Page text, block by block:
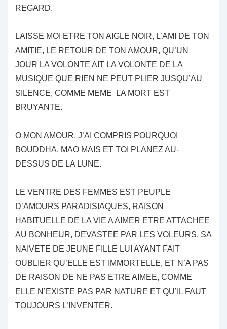
REGARD.
LAISSE MOI ETRE TON AIGLE NOIR, L’AMI DE TON
AMITIE, LE RETOUR DE TON AMOUR, QU’UN
JOUR LA VOLONTE AIT LA VOLONTE DE LA
MUSIQUE QUE RIEN NE PEUT PLIER JUSQU’AU
SILENCE, COMME MEME LA MORT EST
BRUYANTE.
O MON AMOUR, J’AI COMPRIS POURQUOI
BOUDDHA, MAO MAIS ET TOI PLANEZ AU-
DESSUS DE LA LUNE.
LE VENTRE DES FEMMES EST PEUPLE
D’AMOURS PARADISIAQUES, RAISON
HABITUELLE DE LA VIE A AIMER ETRE ATTACHEE
AU BONHEUR, DEVASTEE PAR LES VOLEURS, SA
NAIVETE DE JEUNE FILLE LUI AYANT FAIT
OUBLIER QU’ELLE EST IMMORTELLE, ET N’A PAS
DE RAISON DE NE PAS ETRE AIMEE, COMME
ELLE N’EXISTE PAS PAR NATURE ET QU’IL FAUT
TOUJOURS L’INVENTER.